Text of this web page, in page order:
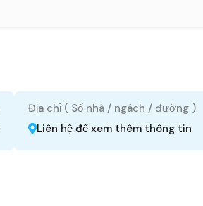
Địa chỉ ( Số nhà / ngách / đường )
Liên hệ để xem thêm thông tin